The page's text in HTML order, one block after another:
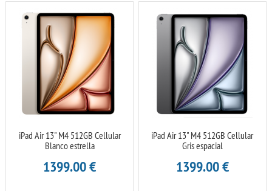
iPad Air 13" M4 512GB Cellular
Blanco estrella
1399.00€
iPad Air 13" M4 512GB Cellular
Gris espacial
1399.00€